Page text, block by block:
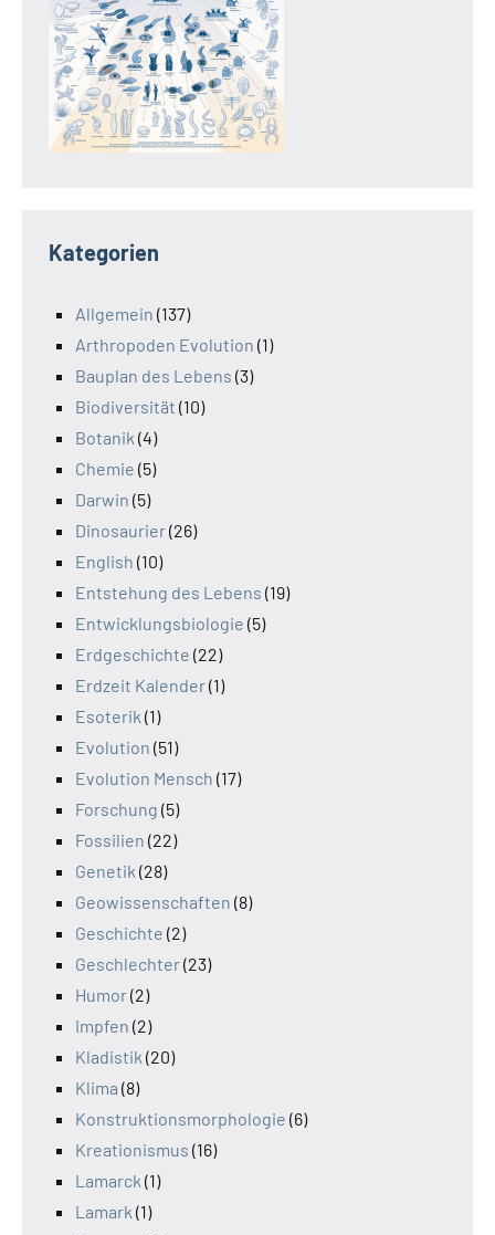
Kategorien
Allgemein (137)
Arthropoden Evolution (1)
Bauplan des Lebens (3)
Biodiversität (10)
Botanik (4)
Chemie (5)
Darwin (5)
Dinosaurier(26)
English (10)
Entstehung des Lebens (19)
Entwicklungsbiologie (5)
Erdgeschichte (22)
Erdzeit Kalender(1)
Esoterik (1)
Evolution (51)
Evolution Mensch (17)
Forschung (5)
Fossilien (22)
Genetik (28)
Geowissenschaften (8)
Geschichte (2)
Geschlechter(23)
Humor(2)
Impfen (2)
Kladistik (20)
Klima (8)
Konstruktionsmorphologie (6)
Kreationismus (16)
Lamarck (1)
Lamark (1)